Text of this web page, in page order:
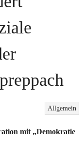
Allgemein
mit „Demokratie